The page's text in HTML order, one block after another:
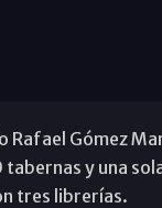
Rafael Gómez
y una
tres librerías.